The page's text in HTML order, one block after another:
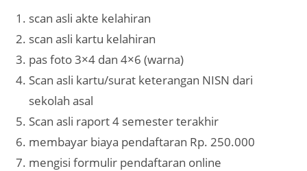
scan asli akte kelahiran
scan asli kartu kelahiran
pas foto 3×4 dan 4×6 (warna)
Scan asli kartu/surat keterangan NISN dari
sekolah asal
Scan asli raport 4 semester terakhir
membayar biaya pendaftaran Rp. 250.000
mengisi formulir pendaftaran online